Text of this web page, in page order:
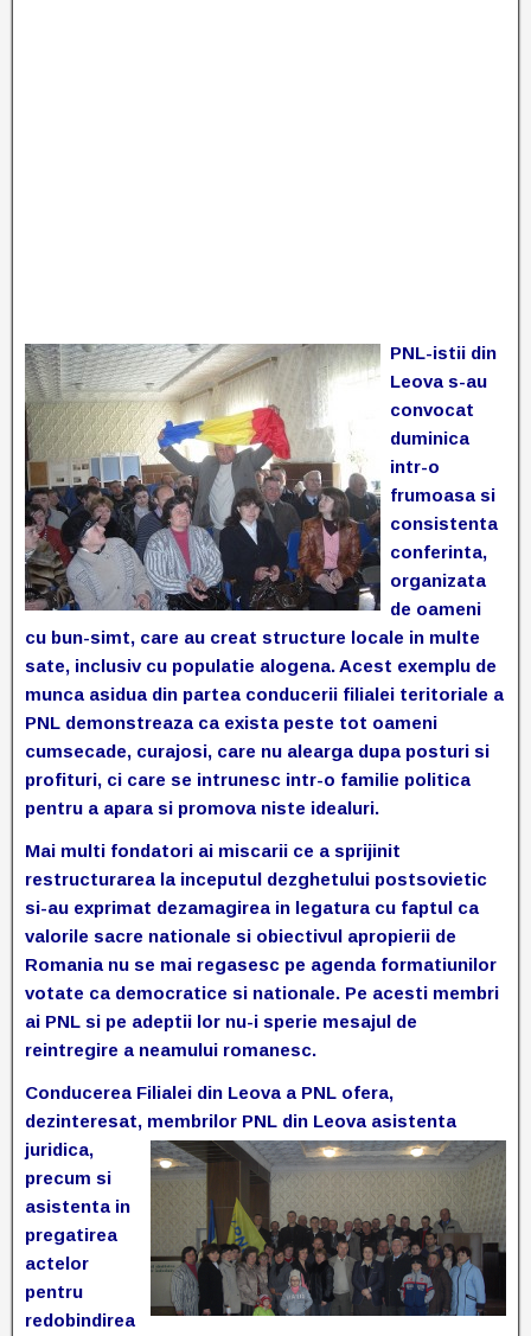
PNL-istii din
Leova s-au
convocat
duminica
intr-o
frumoasa si
consistenta
conferinta,
organizata
de oameni
cu bun-simt, care au creat structure locale in multe
sate, inclusiv cu populatie alogena. Acest exemplu de
munca asidua din partea conducerii filialei teritoriale a
PNL demonstreaza ca exista peste tot oameni
cumsecade, curajosi, care nu alearga dupa posturi si
profituri, ci care se intrunesc intr-o familie politica
pentru a apara si promova niste idealuri.
Mai multi fondatori ai miscarii ce a sprijinit
restructurarea la inceputul dezghetului postsovietic
si-au exprimat dezamagirea in legatura cu faptul ca
valorile sacre nationale si obiectivul apropierii de
Romania nu se mai regasesc pe agenda formatiunilor
votate ca democratice si nationale. Pe acesti membri
ai PNL si pe adeptii lor nu-i sperie mesajul de
reintregire a neamului romanesc.
Conducerea Filialei din Leova a PNL ofera,
dezinteresat, membrilor PNL din Leova asistenta
juridica,
precum si
asistenta in
pregatirea
actelor
pentru
redobindirea